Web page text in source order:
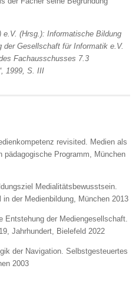
(Hrsg.): Informatische Bildung
der Gesellschaft für Informatik e.V.
Fachausschusses 7.3
1999, S. III
revisited. Medien als
pädagogische Programm, München
Medialitätsbewusstsein.
der Medienbildung, München 2013
Entstehung der Mediengesellschaft.
Jahrhundert, Bielefeld 2022
der Navigation. Selbstgesteuertes
2003